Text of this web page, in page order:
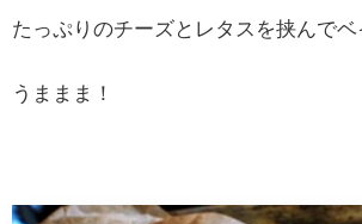
たっぷりのチーズとレタスを挟んでベ
うままま！